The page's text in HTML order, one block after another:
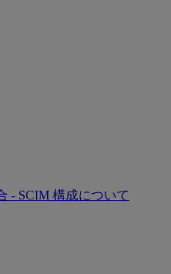
- SCIM 構成について